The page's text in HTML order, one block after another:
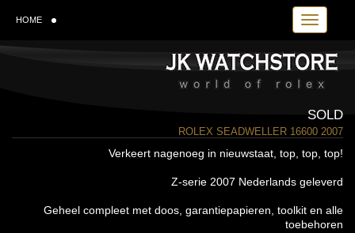
Toggle
HOME
SOLD
ROLEX SEADWELLER 16600 2007
Verkeert nagenoeg in nieuwstaat, top, top, top!
Z-serie 2007 Nederlands geleverd
Geheel compleet met doos, garantiepapieren, toolkit en alle
toebehoren